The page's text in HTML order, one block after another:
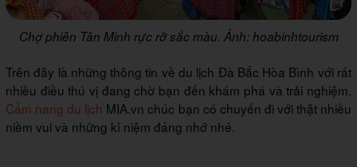
Chợ phiên Tân Minh rực rỡ sắc màu. Ảnh: hoabinhtourism
Trên đây là những thông tin về du lịch Đà Bắc Hòa Bình với rất
nhiều điều thú vị đang chờ bạn đến khám phá và trải nghiệm.
Cẩm nang du lịch MIA.vn chúc bạn có chuyến đi với thật nhiều
niềm vui và những kỉ niệm đáng nhớ nhé.